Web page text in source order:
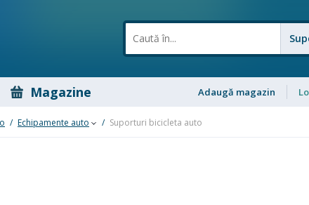
Magazine Adaugă magazin
/ Echipamente auto / Suporturi bicicleta auto